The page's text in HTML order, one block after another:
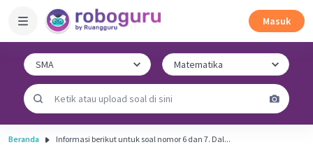
Masuk
Beranda Informasi berikut untuk soal nomor 6 dan 7. Dal...